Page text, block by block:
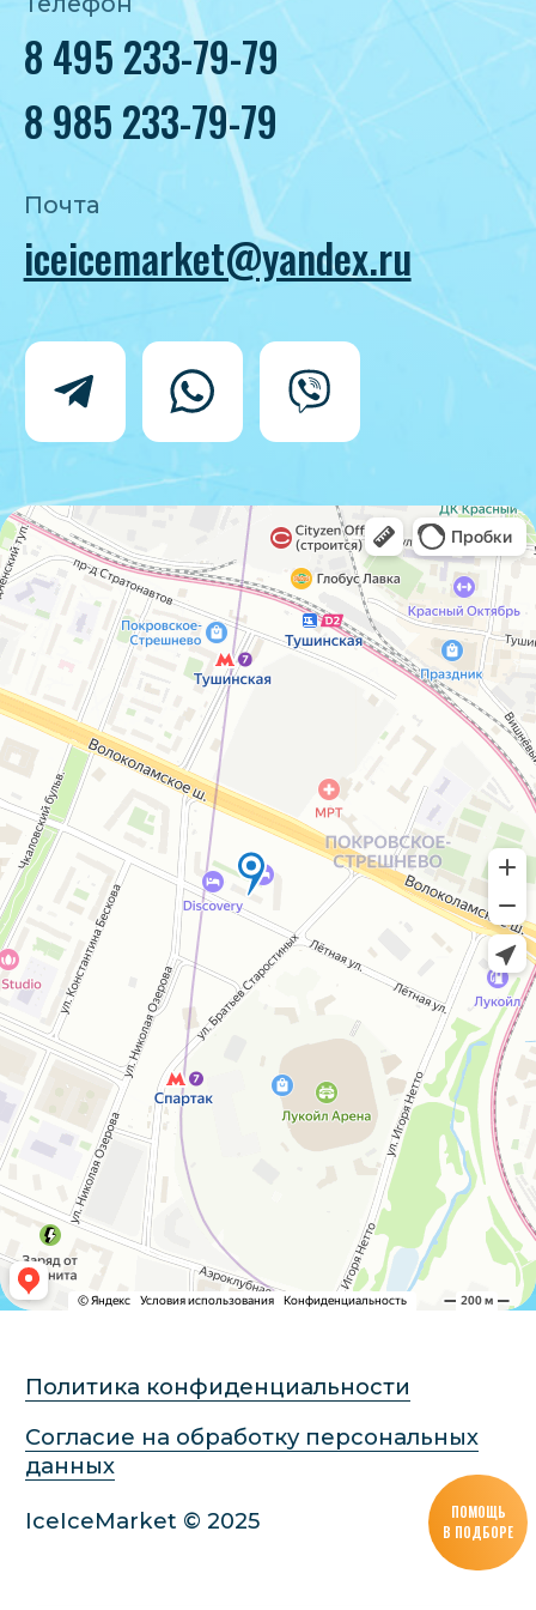
Политика конфиденциальности
Согласие на обработку персональных
данных
IceIceMarket © 2025
ПОМОЩЬ
В ПОДБОРЕ